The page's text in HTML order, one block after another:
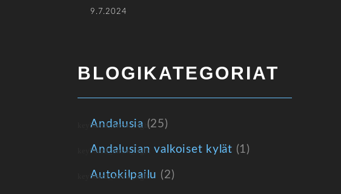
9.7.2024
BLOGIKATEGORIAT
Andalusia (25)
Andalusian valkoiset kylät (1)
Autokilpailu (2)